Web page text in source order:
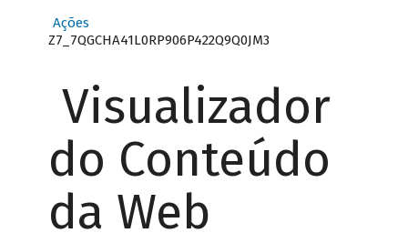
Ações
Z7_7QGCHA41L0RP906P422Q9Q0JM3
Visualizador
do Conteúdo
da Web